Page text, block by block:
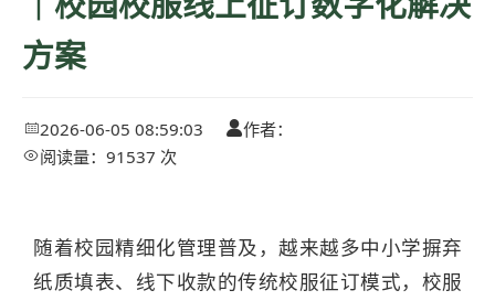
方案
2026-06-05 08:59:03 作者：
阅读量：91537 次
随着校园精细化管理普及，越来越多中小学摒弃
纸质填表、线下收款的传统校服征订模式，校服